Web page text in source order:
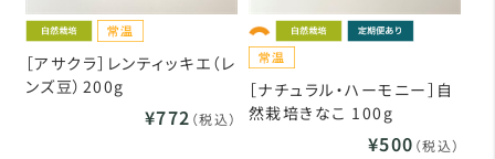
［アサクラ］レンティッキエ（レ
ンズ豆）200g
¥772 （税込）
［ナチュラル・ハーモニー］自
然栽培きなこ 100g
¥500 （税込）